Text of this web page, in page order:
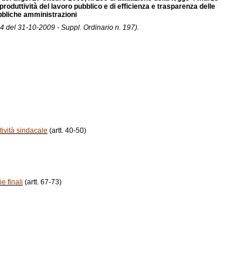
del lavoro pubblico e di efficienza e trasparenza delle
amministrazioni
del 31-10-2009 - Suppl. Ordinario n. 197).
sindacale (artt. 40-50)
finali (artt. 67-73)